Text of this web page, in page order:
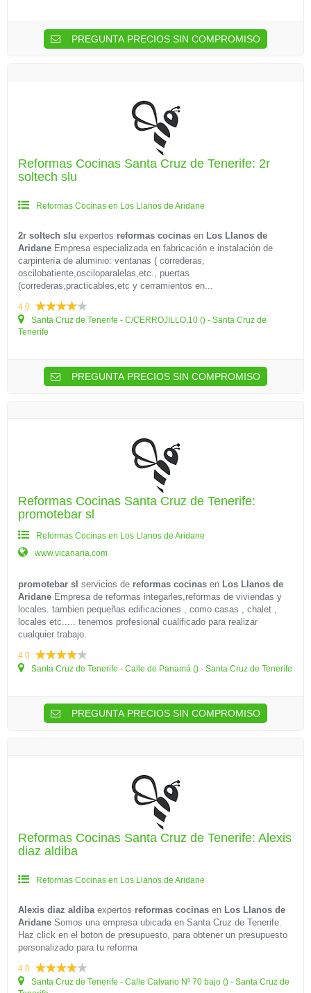
PREGUNTA PRECIOS SIN COMPROMISO
Reformas Cocinas Santa Cruz de Tenerife: 2r
soltech slu
Reformas Cocinas en Los Llanos de Aridane
2r soltech slu expertos reformas cocinas en Los Llanos de
Aridane Empresa especializada en fabricación e instalación de
carpintería de aluminio: ventanas ( correderas,
oscilobatiente,osciloparalelas,etc., puertas
(correderas,practicables,etc y cerramientos en...
4.0
Santa Cruz de Tenerife - C/CERROJILLO,10 () - Santa Cruz de
Tenerife
PREGUNTA PRECIOS SIN COMPROMISO
Reformas Cocinas Santa Cruz de Tenerife:
promotebar sl
Reformas Cocinas en Los Llanos de Aridane
www.vicanaria.com
promotebar sl servicios de reformas cocinas en Los Llanos de
Aridane Empresa de reformas integarles,reformas de viviendas y
locales. tambien pequeñas edificaciones , como casas , chalet ,
locales etc..... tenemos profesional cualificado para realizar
cualquier trabajo.
4.0
Santa Cruz de Tenerife - Calle de Panamá () - Santa Cruz de Tenerife
PREGUNTA PRECIOS SIN COMPROMISO
Reformas Cocinas Santa Cruz de Tenerife: Alexis
diaz aldiba
Reformas Cocinas en Los Llanos de Aridane
Alexis diaz aldibaexpertos reformas cocinas en Los Llanos de
Aridane Somos una empresa ubicada en Santa Cruz de Tenerife.
Haz click en el boton de presupuesto, para obtener un presupuesto
personalizado para tu reforma
4.0
Santa Cruz de Tenerife - Calle Calvario Nº 70 bajo () - Santa Cruz de